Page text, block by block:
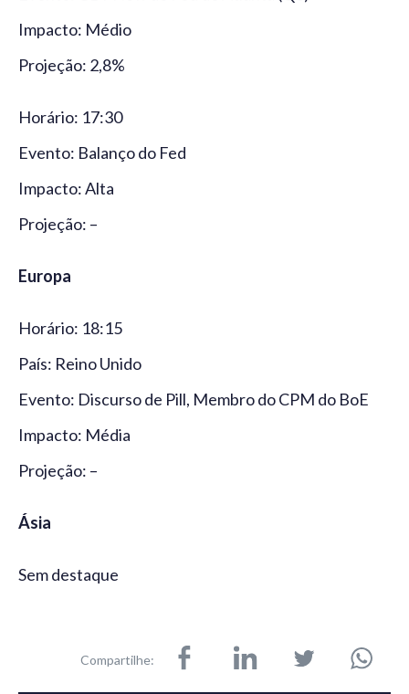
Impacto: Médio
Projeção: 2,8%
Horário: 17:30
Evento: Balanço do Fed
Impacto: Alta
Projeção: –
Europa
Horário: 18:15
País: Reino Unido
Evento: Discurso de Pill, Membro do CPM do BoE
Impacto: Média
Projeção: –
Ásia
Sem destaque
Compartilhe: